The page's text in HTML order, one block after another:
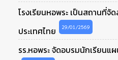
โรงเรียนหอพระ เป็นสถานที่
ประเทศไทย
29/01/2569
รร.หอพระ จัดอบรมนักเรียนแ